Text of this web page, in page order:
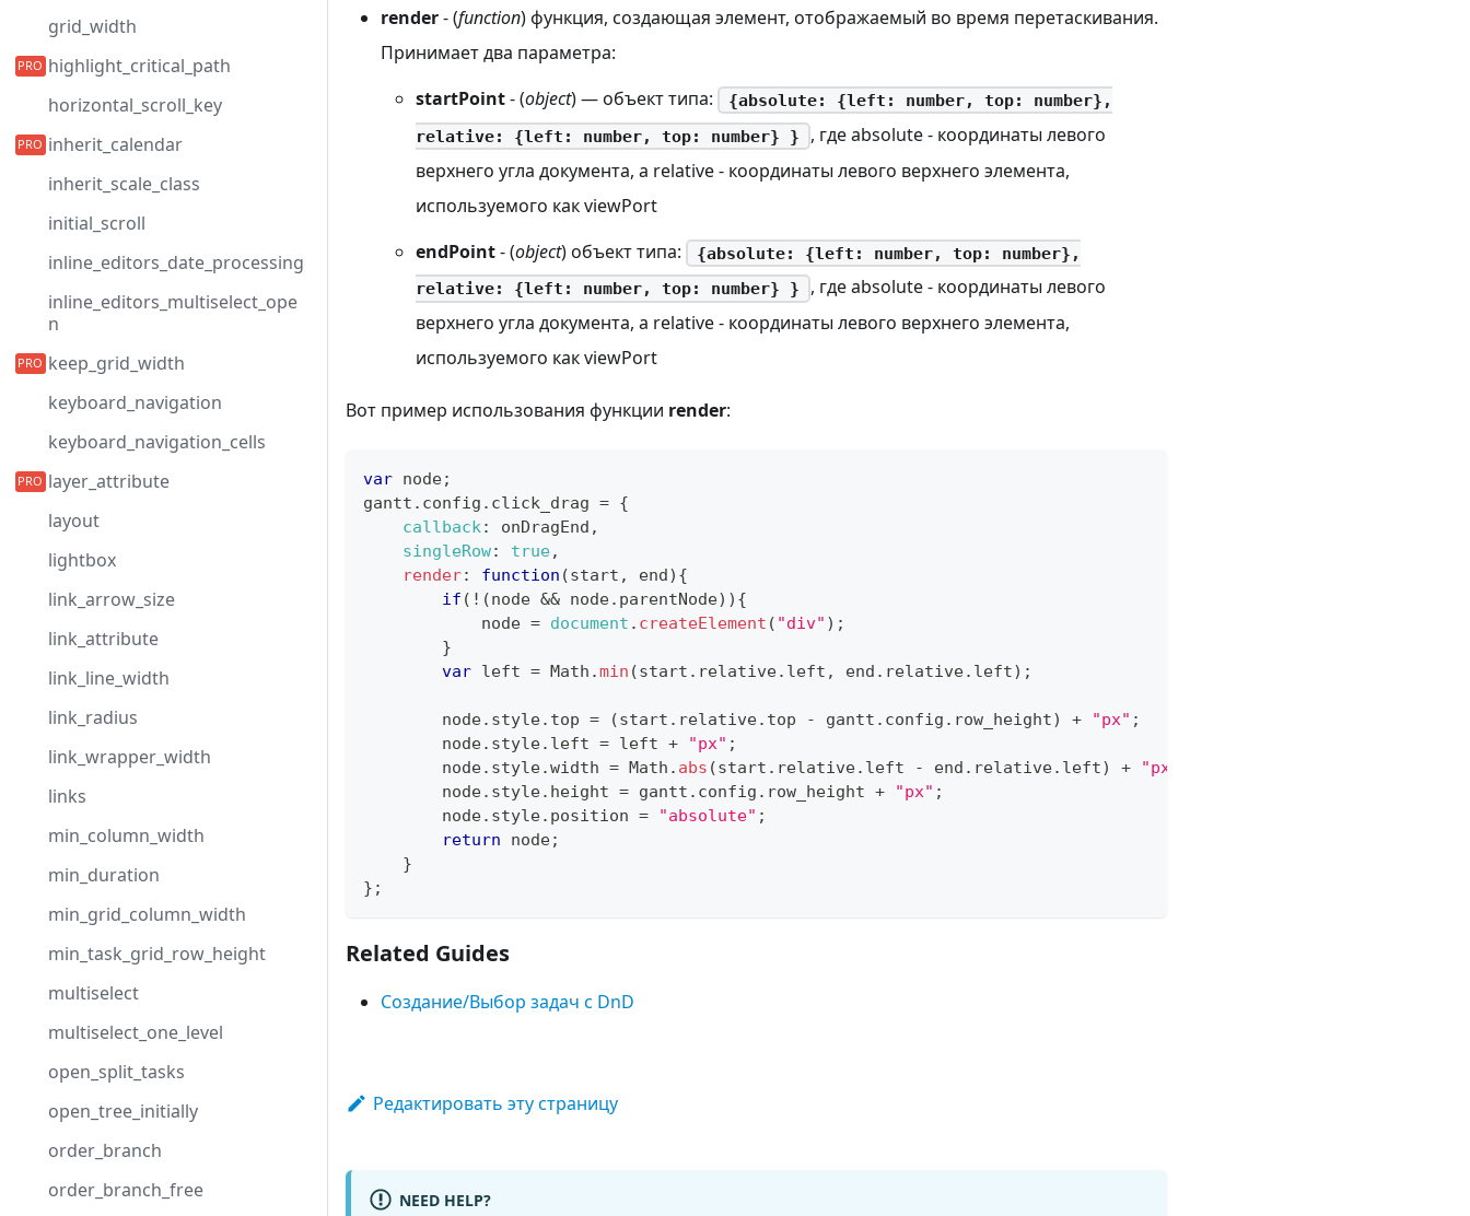
grid_width
highlight_critical_path
horizontal_scroll_key
inherit_calendar
inherit_scale_class
initial_scroll
inline_editors_date_processing
inline_editors_multiselect_ope
n
keep_grid_width
keyboard_navigation
keyboard_navigation_cells
layer_attribute
layout
lightbox
link_arrow_size
link_attribute
link_line_width
link_radius
link_wrapper_width
links
min_column_width
min_duration
min_grid_column_width
min_task_grid_row_height
multiselect
multiselect_one_level
open_split_tasks
open_tree_initially
order_branch
order_branch_free
render- (function) функция, создающая элемент, отображаемый во время перетаскивания.
Принимает два параметра:
startPoint- (object) — объект типа:
{absolute: {left: number, top: number},
relative: {left: number, top: number} }
, где absolute - координаты левого
верхнего угла документа, а relative - координаты левого верхнего элемента,
используемого как viewPort
endPoint- (object) объект типа:
{absolute: {left: number, top: number},
relative: {left: number, top: number} }
, где absolute - координаты левого
верхнего угла документа, а relative - координаты левого верхнего элемента,
используемого как viewPort
Вот пример использования функции render:
var node;
gantt . config . click_drag = {
callback: onDragEnd ,
singleRow: true,
render: function (start , end) {
if ( ! (node && node. parentNode) ) {
            node
= document . createElement ( "div" ) ;
}
var left = Math .min (start . relative. left , end . relative. left) ;
        node
. style. top = (start . relative. top - gantt . config . row_height) + "px" ;
        node
. style. left = left + "px" ;
        node
. style.width = Math . abs (start . relative. left - end . relative. left) + "px"
        node
. style. height = gantt . config . row_height + "px" ;
        node
. style. position = "absolute" ;
return node;
}
} ;
Related Guides
Создание/Выбор задач с DnD
Редактировать эту страницу
NEED HELP?